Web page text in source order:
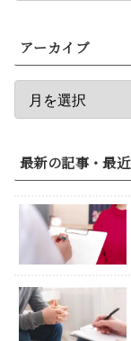
アーカイブ
最新の記事・最